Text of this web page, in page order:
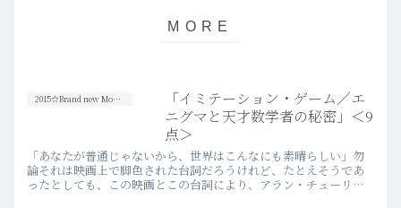
2015☆Brand new Movies
「イミテーション・ゲーム／エ
ニグマと天才数学者の秘密」＜9
点＞
「あなたが普通じゃないから、世界はこんなにも素晴らしい」勿
論それは映画上で脚色された台詞だろうけれど、たとえそうであ
ったとしても、この映画とこの台詞により、アラン・チューリン